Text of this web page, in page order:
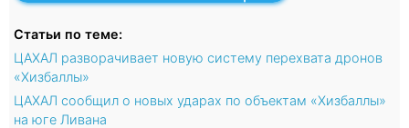
Статьи по теме:
ЦАХАЛ разворачивает новую систему перехвата дронов
«Хизбаллы»
ЦАХАЛ сообщил о новых ударах по объектам «Хизбаллы»
на юге Ливана